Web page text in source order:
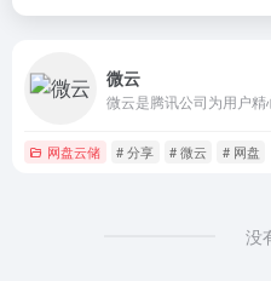
微云
微云是腾讯公司为用户
网盘云储 # 分享 # 微云 # 网盘
没